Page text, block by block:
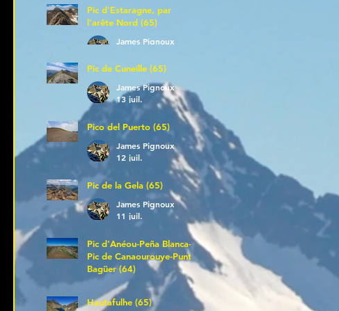
Pic d'Estaragne, par
l'arête Nord (65)
James Pignoux
Pic de Cuneille (65)
James Pignoux
13 juil.
Pico del Puerto (65)
James Pignoux
12 juil.
Pic de la Gela (65)
James Pignoux
11 juil.
Pic d'Anéou-Peña Blanca-
Pic de Canaourouye-Punta
Bagüer (64)
James Pignoux
5 juil.
Hautafulhe (65)